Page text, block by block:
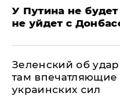
У Путина не
не уйдет с
Зеленский об
там впечатляющие
украинских сил